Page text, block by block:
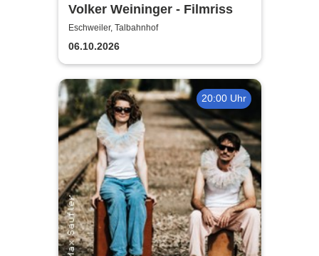
Volker Weininger - Filmriss
Eschweiler, Talbahnhof
06.10.2026
20:00 Uhr